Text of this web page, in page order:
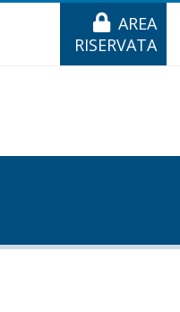
AREA
RISERVATA